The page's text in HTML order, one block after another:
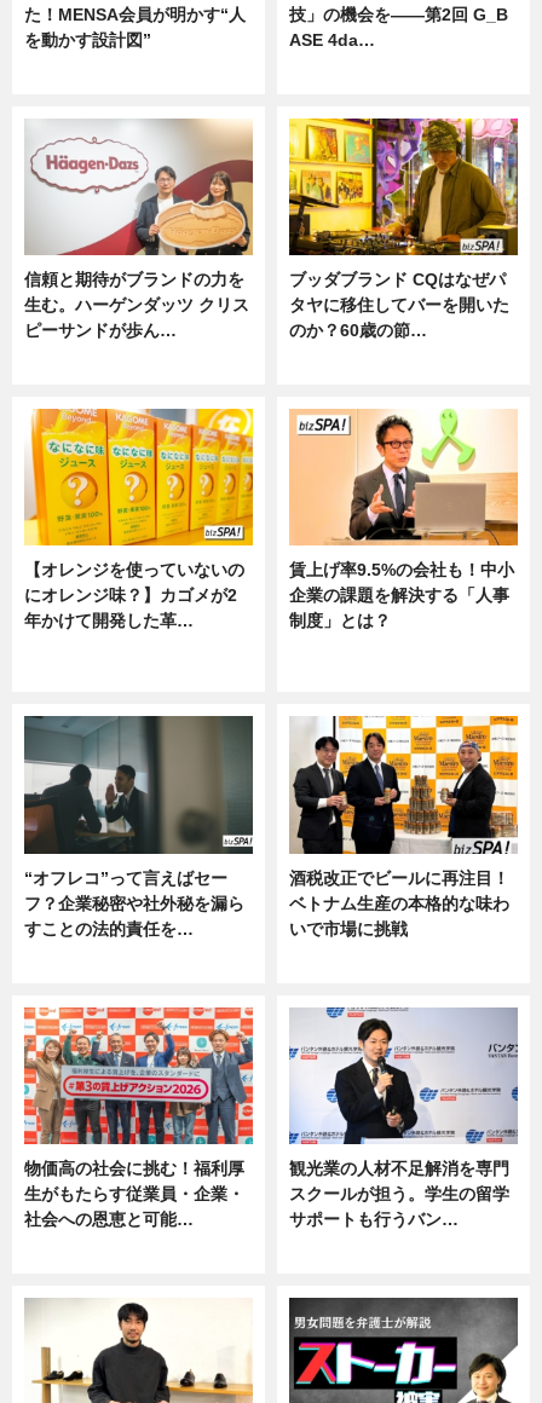
た！MENSA会員が明かす“人
を動かす設計図”
技」の機会を——第2回 G_B
ASE 4da…
信頼と期待がブランドの力を
生む。ハーゲンダッツ クリス
ピーサンドが歩ん…
ブッダブランド CQはなぜパ
タヤに移住してバーを開いた
のか？60歳の節…
【オレンジを使っていないの
にオレンジ味？】カゴメが2
年かけて開発した革…
賃上げ率9.5%の会社も！中小
企業の課題を解決する「人事
制度」とは？
“オフレコ”って言えばセー
フ？企業秘密や社外秘を漏ら
すことの法的責任を…
酒税改正でビールに再注目！
ベトナム生産の本格的な味わ
いで市場に挑戦
物価高の社会に挑む！福利厚
生がもたらす従業員・企業・
社会への恩恵と可能…
観光業の人材不足解消を専門
スクールが担う。学生の留学
サポートも行うバン…